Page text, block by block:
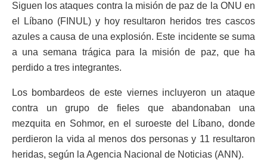
Siguen los ataques contra la misión de paz de la ONU en
el Líbano (FINUL) y hoy resultaron heridos tres cascos
azules a causa de una explosión. Este incidente se suma
a una semana trágica para la misión de paz, que ha
perdido a tres integrantes.
Los bombardeos de este viernes incluyeron un ataque
contra un grupo de fieles que abandonaban una
mezquita en Sohmor, en el suroeste del Líbano, donde
perdieron la vida al menos dos personas y 11 resultaron
heridas, según la Agencia Nacional de Noticias (ANN).